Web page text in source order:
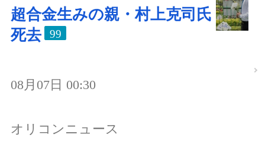
超合金生みの親・村上克司氏
死去
99
08月07日 00:30
オリコンニュース